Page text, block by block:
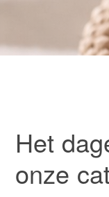
Het
onze